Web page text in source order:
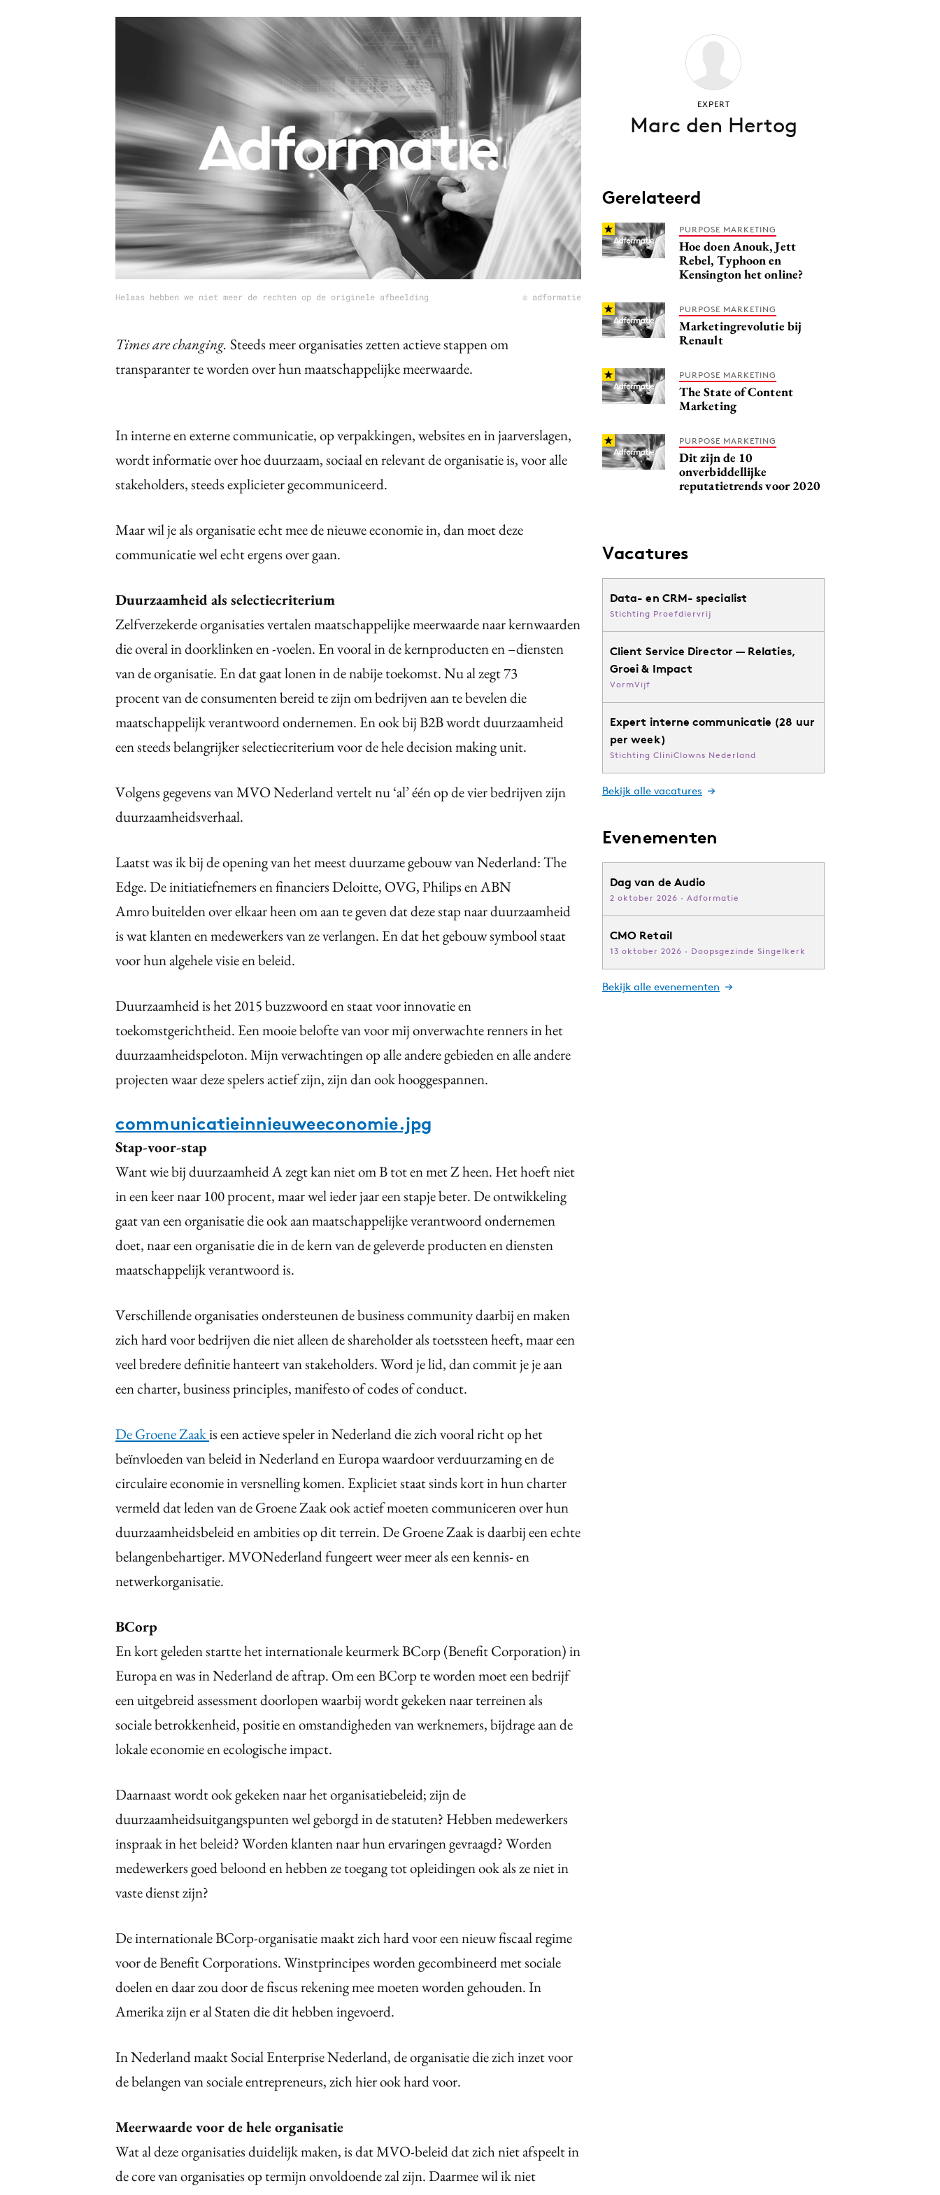
Gedragsverandering
Influencer marketing
Interne communicatie
Martech
Purpose Marketing
Reputatie & crisis
Helaas hebben we niet meer de rechten op de originele afbeelding © adformatie
Times are changing. Steeds meer organisaties zetten actieve stappen om
transparanter te worden over hun maatschappelijke meerwaarde.
In interne en externe communicatie, op verpakkingen, websites en in jaarverslagen,
wordt informatie over hoe duurzaam, sociaal en relevant de organisatie is, voor alle
stakeholders, steeds explicieter gecommuniceerd.
Maar wil je als organisatie echt mee de nieuwe economie in, dan moet deze
communicatie wel echt ergens over gaan.
Duurzaamheid als selectiecriterium
Zelfverzekerde organisaties vertalen maatschappelijke meerwaarde naar kernwaarden
die overal in doorklinken en -voelen. En vooral in de kernproducten en –diensten
van de organisatie. En dat gaat lonen in de nabije toekomst. Nu al zegt 73
procent van de consumenten bereid te zijn om bedrijven aan te bevelen die
maatschappelijk verantwoord ondernemen. En ook bij B2B wordt duurzaamheid
een steeds belangrijker selectiecriterium voor de hele decision making unit.
Volgens gegevens van MVO Nederland vertelt nu ‘al’ één op de vier bedrijven zijn
duurzaamheidsverhaal.
Laatst was ik bij de opening van het meest duurzame gebouw van Nederland: The
Edge. De initiatiefnemers en financiers Deloitte, OVG, Philips en ABN
Amro buitelden over elkaar heen om aan te geven dat deze stap naar duurzaamheid
is wat klanten en medewerkers van ze verlangen. En dat het gebouw symbool staat
voor hun algehele visie en beleid.
Duurzaamheid is het 2015 buzzwoord en staat voor innovatie en
toekomstgerichtheid. Een mooie belofte van voor mij onverwachte renners in het
duurzaamheidspeloton. Mijn verwachtingen op alle andere gebieden en alle andere
projecten waar deze spelers actief zijn, zijn dan ook hooggespannen.
communicatieinnieuweeconomie.jpg
Stap-voor-stap
Want wie bij duurzaamheid A zegt kan niet om B tot en met Z heen. Het hoeft niet
in een keer naar 100 procent, maar wel ieder jaar een stapje beter. De ontwikkeling
gaat van een organisatie die ook aan maatschappelijke verantwoord ondernemen
doet, naar een organisatie die in de kern van de geleverde producten en diensten
maatschappelijk verantwoord is.
Verschillende organisaties ondersteunen de business community daarbij en maken
zich hard voor bedrijven die niet alleen de shareholder als toetssteen heeft, maar een
veel bredere definitie hanteert van stakeholders. Word je lid, dan commit je je aan
een charter, business principles, manifesto of codes of conduct.
De Groene Zaakis een actieve speler in Nederland die zich vooral richt op het
beïnvloeden van beleid in Nederland en Europa waardoor verduurzaming en de
circulaire economie in versnelling komen. Expliciet staat sinds kort in hun charter
vermeld dat leden van de Groene Zaak ook actief moeten communiceren over hun
duurzaamheidsbeleid en ambities op dit terrein. De Groene Zaak is daarbij een echte
belangenbehartiger. MVONederland fungeert weer meer als een kennis- en
netwerkorganisatie.
BCorp
En kort geleden startte het internationale keurmerk BCorp (Benefit Corporation) in
Europa en was in Nederland de aftrap. Om een BCorp te worden moet een bedrijf
een uitgebreid assessment doorlopen waarbij wordt gekeken naar terreinen als
sociale betrokkenheid, positie en omstandigheden van werknemers, bijdrage aan de
lokale economie en ecologische impact.
Daarnaast wordt ook gekeken naar het organisatiebeleid; zijn de
duurzaamheidsuitgangspunten wel geborgd in de statuten? Hebben medewerkers
inspraak in het beleid? Worden klanten naar hun ervaringen gevraagd? Worden
medewerkers goed beloond en hebben ze toegang tot opleidingen ook als ze niet in
vaste dienst zijn?
De internationale BCorp-organisatie maakt zich hard voor een nieuw fiscaal regime
voor de Benefit Corporations. Winstprincipes worden gecombineerd met sociale
doelen en daar zou door de fiscus rekening mee moeten worden gehouden. In
Amerika zijn er al Staten die dit hebben ingevoerd.
In Nederland maakt Social Enterprise Nederland, de organisatie die zich inzet voor
de belangen van sociale entrepreneurs, zich hier ook hard voor.
Meerwaarde voor de hele organisatie
Wat al deze organisaties duidelijk maken, is dat MVO-beleid dat zich niet afspeelt in
de core van organisaties op termijn onvoldoende zal zijn. Daarmee wil ik niet
EXPERT
Marc den Hertog
Gerelateerd
PURPOSE MARKETING
Hoe doen Anouk, Jett
Rebel, Typhoon en
Kensington het online?
PURPOSE MARKETING
Marketingrevolutie bij
Renault
PURPOSE MARKETING
The State of Content
Marketing
PURPOSE MARKETING
Dit zijn de 10
onverbiddellijke
reputatietrends voor 2020
Vacatures
Data- en CRM- specialist
Stichting Proefdiervrij
Client Service Director — Relaties,
Groei & Impact
VormVijf
Expert interne communicatie (28 uur
per week)
Stichting CliniClowns Nederland
Bekijk alle vacatures
Evenementen
Dag van de Audio
2 oktober 2026 · Adformatie
CMO Retail
13 oktober 2026 · Doopsgezinde Singelkerk
Bekijk alle evenementen